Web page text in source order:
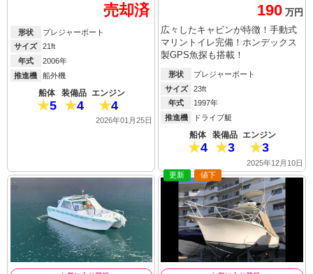
売却済
形状
プレジャーボート
サイズ
21ft
年式
2006年
推進機
船外機
船体
5
装備品
4
エンジン
4
2026年01月25日
190 万円
広々したキャビンが特徴！手動式
マリントイレ完備！ホンデックス
製GPS魚探も搭載！
形状
プレジャーボート
サイズ
23ft
年式
1997年
推進機
ドライブ艇
船体
4
装備品
3
エンジン
3
2025年12月10日
更新 値下